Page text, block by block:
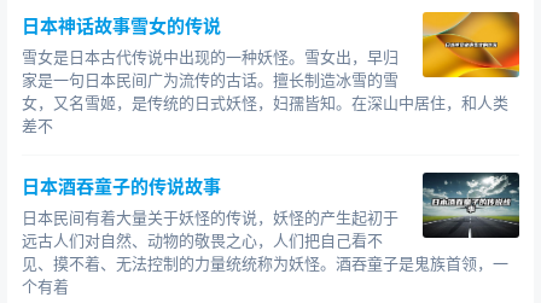
日本神话故事雪女的传说
雪女是日本古代传说中出现的一种妖怪。雪女出，早归
家是一句日本民间广为流传的古话。擅长制造冰雪的雪
女，又名雪姬，是传统的日式妖怪，妇孺皆知。在深山中居住，和人类
差不
日本酒吞童子的传说故事
日本民间有着大量关于妖怪的传说，妖怪的产生起初于
远古人们对自然、动物的敬畏之心，人们把自己看不
见、摸不着、无法控制的力量统统称为妖怪。酒吞童子是鬼族首领，一
个有着